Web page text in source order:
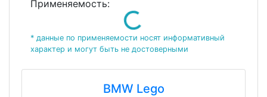
Применяемость:
Loading...
* данные по применяемости носят информативный
характер и могут быть не достоверными
BMW Lego